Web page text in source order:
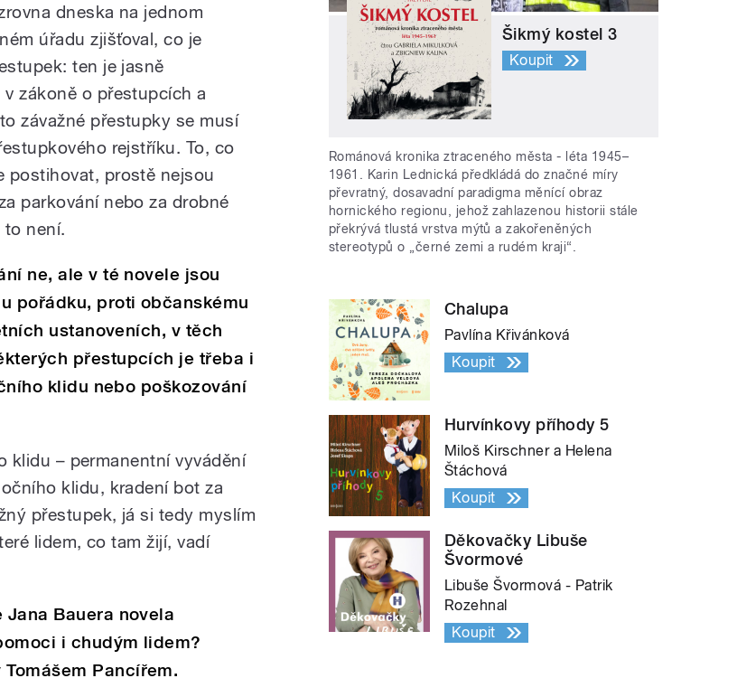
dneska na jednom
úřadu zjišťoval, co je
ten je jasně
zákoně o přestupcích a
závažné přestupky se musí
rejstříku. To, co
postihovat, prostě nejsou
parkování nebo za drobné
to není.
ne, ale v té novele jsou
pořádku, proti občanskému
ustanoveních, v těch
přestupcích je třeba i
klidu nebo poškozování
klidu – permanentní vyvádění
klidu, kradení bot za
přestupek, já si tedy myslím
lidem, co tam žijí, vadí
Bauera novela
i chudým lidem?
Pancířem.
Šikmý kostel 3
Koupit
Románová kronika ztraceného města - léta 1945–
1961. Karin Lednická předkládá do značné míry
převratný, dosavadní paradigma měnící obraz
hornického regionu, jehož zahlazenou historii stále
překrývá tlustá vrstva mýtů a zakořeněných
stereotypů o „černé zemi a rudém kraji“.
Chalupa
Pavlína Křivánková
Koupit
Hurvínkovy příhody 5
Miloš Kirschner a Helena
Štáchová
Koupit
Děkovačky Libuše
Švormové
Libuše Švormová - Patrik
Rozehnal
Koupit